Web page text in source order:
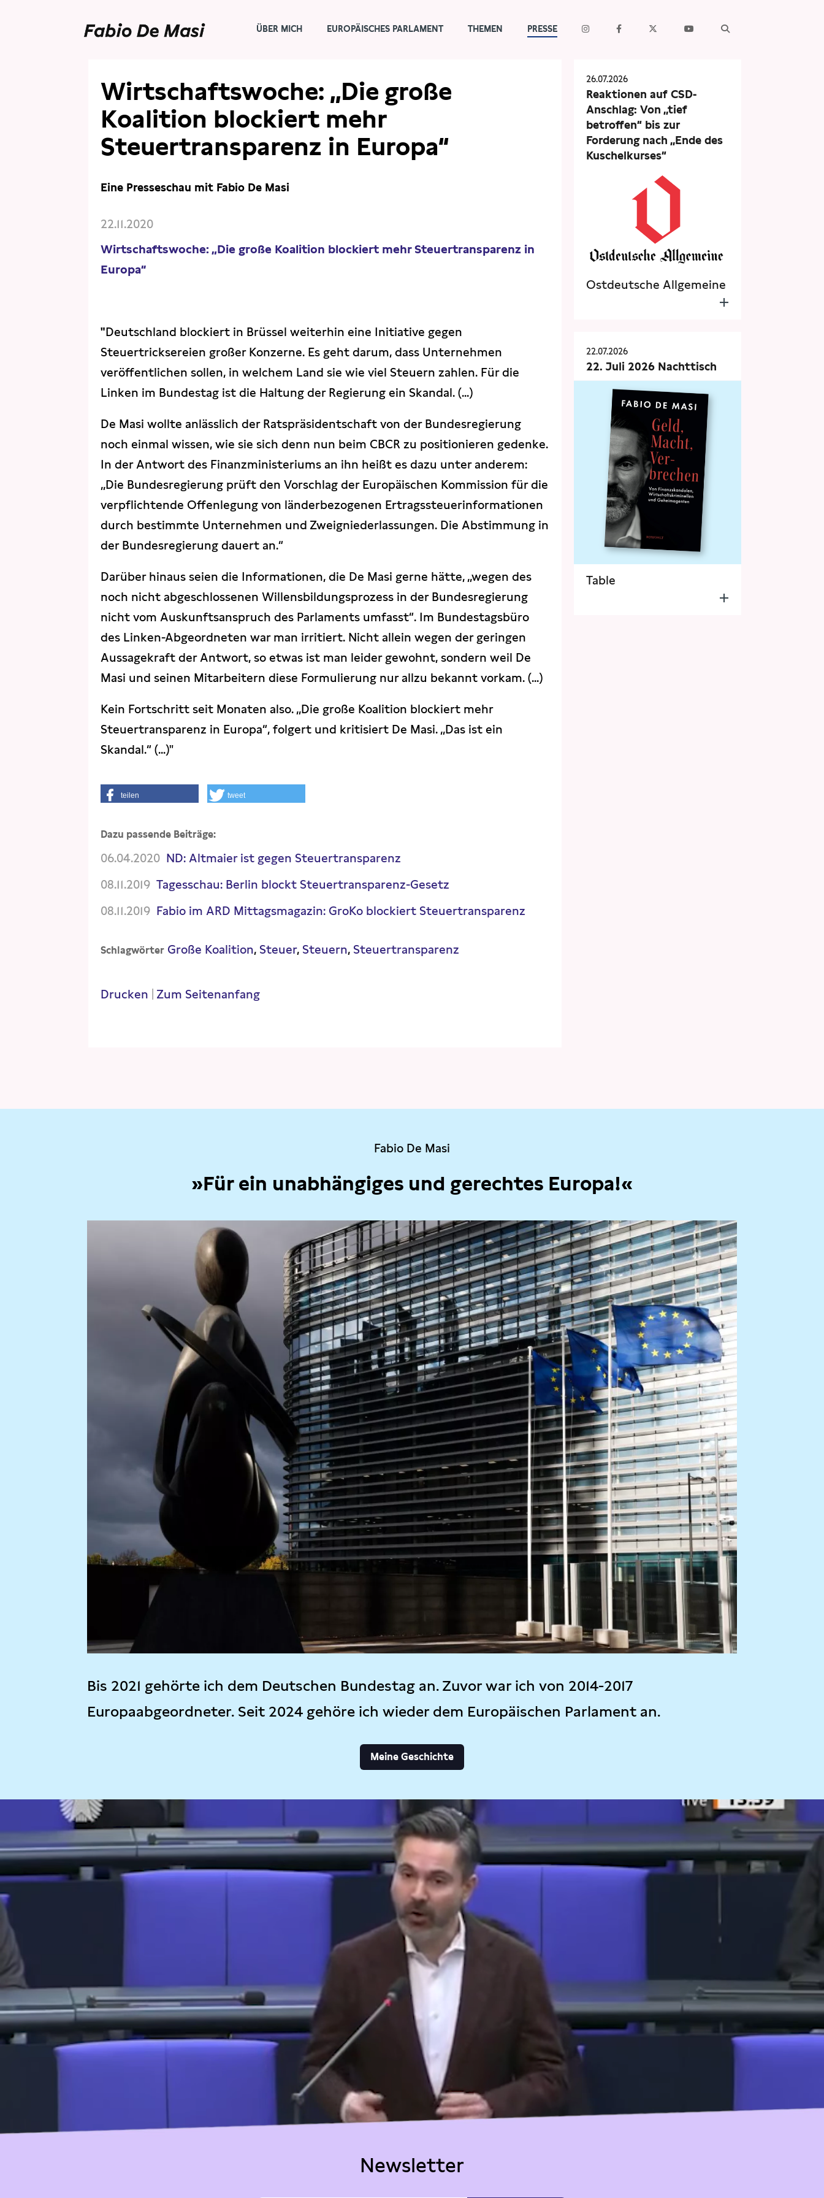
ÜBER MICH EUROPÄISCHES PARLAMENT THEMEN PRESSE
Wirtschaftswoche: „Die große
Koalition blockiert mehr
Steuertransparenz in Europa“
Eine Presseschau mit Fabio De Masi
22.11.2020
Wirtschaftswoche: „Die große Koalition blockiert mehr Steuertransparenz in
Europa“
"Deutschland blockiert in Brüssel weiterhin eine Initiative gegen
Steuertricksereien großer Konzerne. Es geht darum, dass Unternehmen
veröffentlichen sollen, in welchem Land sie wie viel Steuern zahlen. Für die
Linken im Bundestag ist die Haltung der Regierung ein Skandal. (...)
De Masi wollte anlässlich der Ratspräsidentschaft von der Bundesregierung
noch einmal wissen, wie sie sich denn nun beim CBCR zu positionieren gedenke.
In der Antwort des Finanzministeriums an ihn heißt es dazu unter anderem:
„Die Bundesregierung prüft den Vorschlag der Europäischen Kommission für die
verpflichtende Offenlegung von länderbezogenen Ertragssteuerinformationen
durch bestimmte Unternehmen und Zweigniederlassungen. Die Abstimmung in
der Bundesregierung dauert an.“
Darüber hinaus seien die Informationen, die De Masi gerne hätte, „wegen des
noch nicht abgeschlossenen Willensbildungsprozess in der Bundesregierung
nicht vom Auskunftsanspruch des Parlaments umfasst“. Im Bundestagsbüro
des Linken-Abgeordneten war man irritiert. Nicht allein wegen der geringen
Aussagekraft der Antwort, so etwas ist man leider gewohnt, sondern weil De
Masi und seinen Mitarbeitern diese Formulierung nur allzu bekannt vorkam. (...)
Kein Fortschritt seit Monaten also. „Die große Koalition blockiert mehr
Steuertransparenz in Europa“, folgert und kritisiert De Masi. „Das ist ein
Skandal.“ (...)"
teilen tweet
Dazu passende Beiträge:
06.04.2020 ND: Altmaier ist gegen Steuertransparenz
08.11.2019 Tagesschau: Berlin blockt Steuertransparenz-Gesetz
08.11.2019 Fabio im ARD Mittagsmagazin: GroKo blockiert Steuertransparenz
Schlagwörter Große Koalition Steuer Steuern Steuertransparenz
Drucken Zum Seitenanfang
26.07.2026
Reaktionen auf CSD-
Anschlag: Von „tief
betroffen“ bis zur
Forderung nach „Ende des
Kuschelkurses“
Ostdeutsche Allgemeine
22.07.2026
22. Juli 2026 Nachttisch
Table
Fabio De Masi
»Für ein unabhängiges und gerechtes Europa!«
Bis 2021 gehörte ich dem Deutschen Bundestag an. Zuvor war ich von 2014-2017
Europaabgeordneter. Seit 2024 gehöre ich wieder dem Europäischen Parlament an.
Meine Geschichte
Newsletter